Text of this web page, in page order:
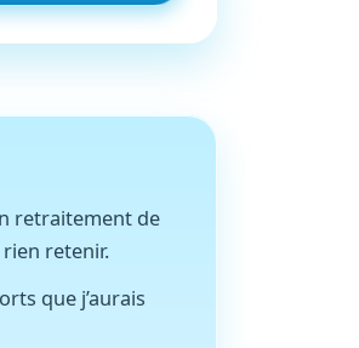
retraitement de
retenir.
que j’aurais